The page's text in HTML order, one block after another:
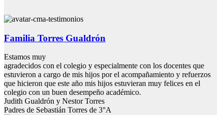
Familia Torres Gualdrón
Estamos muy
agradecidos con el colegio y especialmente con los docentes que
estuvieron a cargo de mis hijos por el acompañamiento y refuerzos
que hicieron que este año mis hijos estuvieran muy felices en el
colegio con un buen desempeño académico.
Judith Gualdrón y Nestor Torres
Padres de Sebastián Torres de 3°A